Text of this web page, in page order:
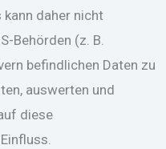
daher nicht
Behörden (z. B.
befindlichen Daten zu
auswerten und
diese